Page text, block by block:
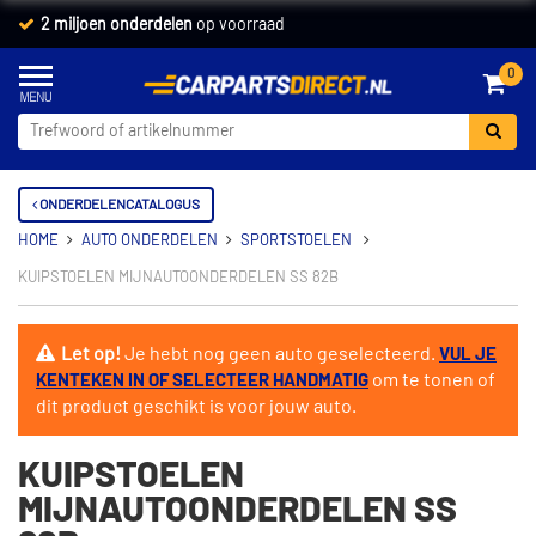
2 miljoen onderdelen op voorraad
0
ONDERDELENCATALOGUS
HOME AUTO ONDERDELEN SPORTSTOELEN
KUIPSTOELEN MIJNAUTOONDERDELEN SS 82B
Let op!Je hebt nog geen auto geselecteerd. VUL JE
KENTEKEN IN OF SELECTEER HANDMATIG om te tonen of
dit product geschikt is voor jouw auto.
KUIPSTOELEN
MIJNAUTOONDERDELEN SS